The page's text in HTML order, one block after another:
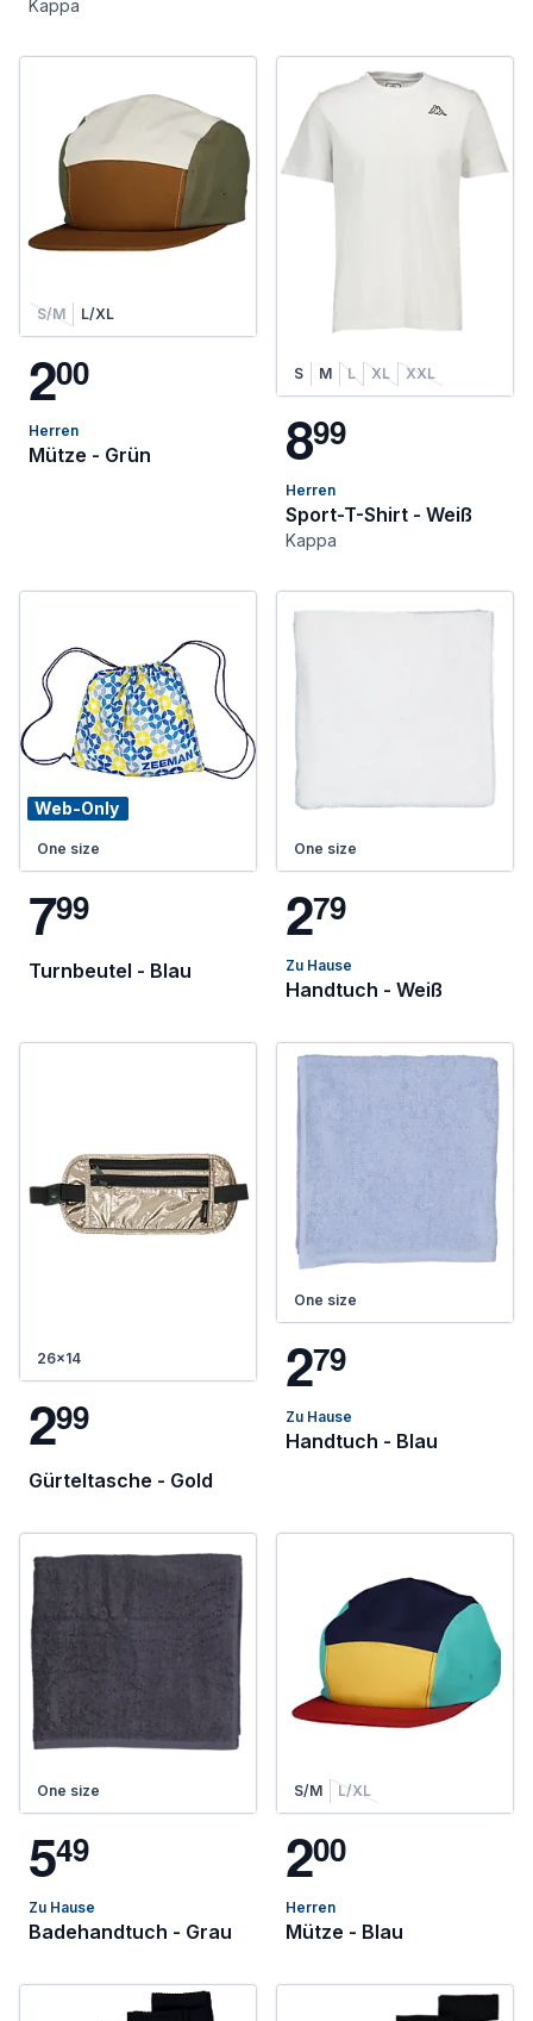
Kappa
S/M L/XL
200
Herren
Mütze - Grün
S M L XL XXL
899
Herren
Sport-T-Shirt - Weiß
Kappa
Web-Only
One size
799
Turnbeutel - Blau
One size
279
Zu Hause
Handtuch - Weiß
26x14
299
Gürteltasche - Gold
One size
279
Zu Hause
Handtuch - Blau
One size
549
Zu Hause
Badehandtuch - Grau
S/M L/XL
200
Herren
Mütze - Blau